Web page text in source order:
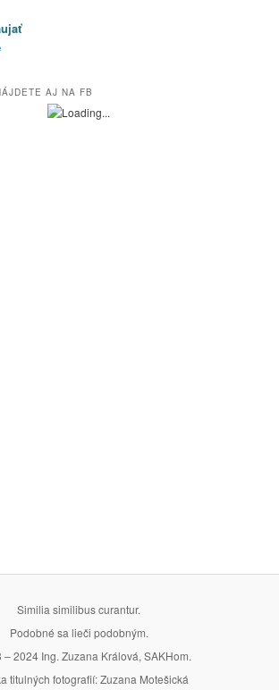
AJ NA FB
Similia similibus curantur.
Podobné sa lieči podobným.
2024 Ing. Zuzana Králová, SAKHom.
titulných fotografií: Zuzana Motešická